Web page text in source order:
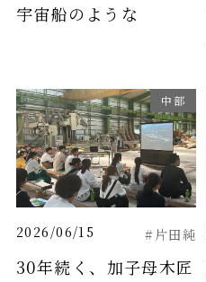
宇宙船のような
中部
2026/06/15 #片田純
30年続く、加子母木匠